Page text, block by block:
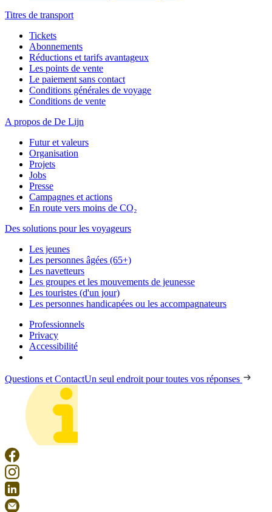
Titres de transport
Tickets
Abonnements
Réductions et tarifs avantageux
Les points de vente
Le paiement sans contact
Conditions générales de voyage
Conditions de vente
A propos de De Lijn
Futur et valeurs
Organisation
Projets
Jobs
Presse
Campagnes et actions
En route vers moins de CO₂
Des solutions pour les voyageurs
Les jeunes
Les personnes âgées (65+)
Les navetteurs
Les groupes et les mouvements de jeunesse
Les touristes (d'un jour)
Les personnes handicapées ou les accompagnateurs
Professionnels
Privacy
Accessibilité
Questions et ContactUn seul endroit pour toutes vos réponses